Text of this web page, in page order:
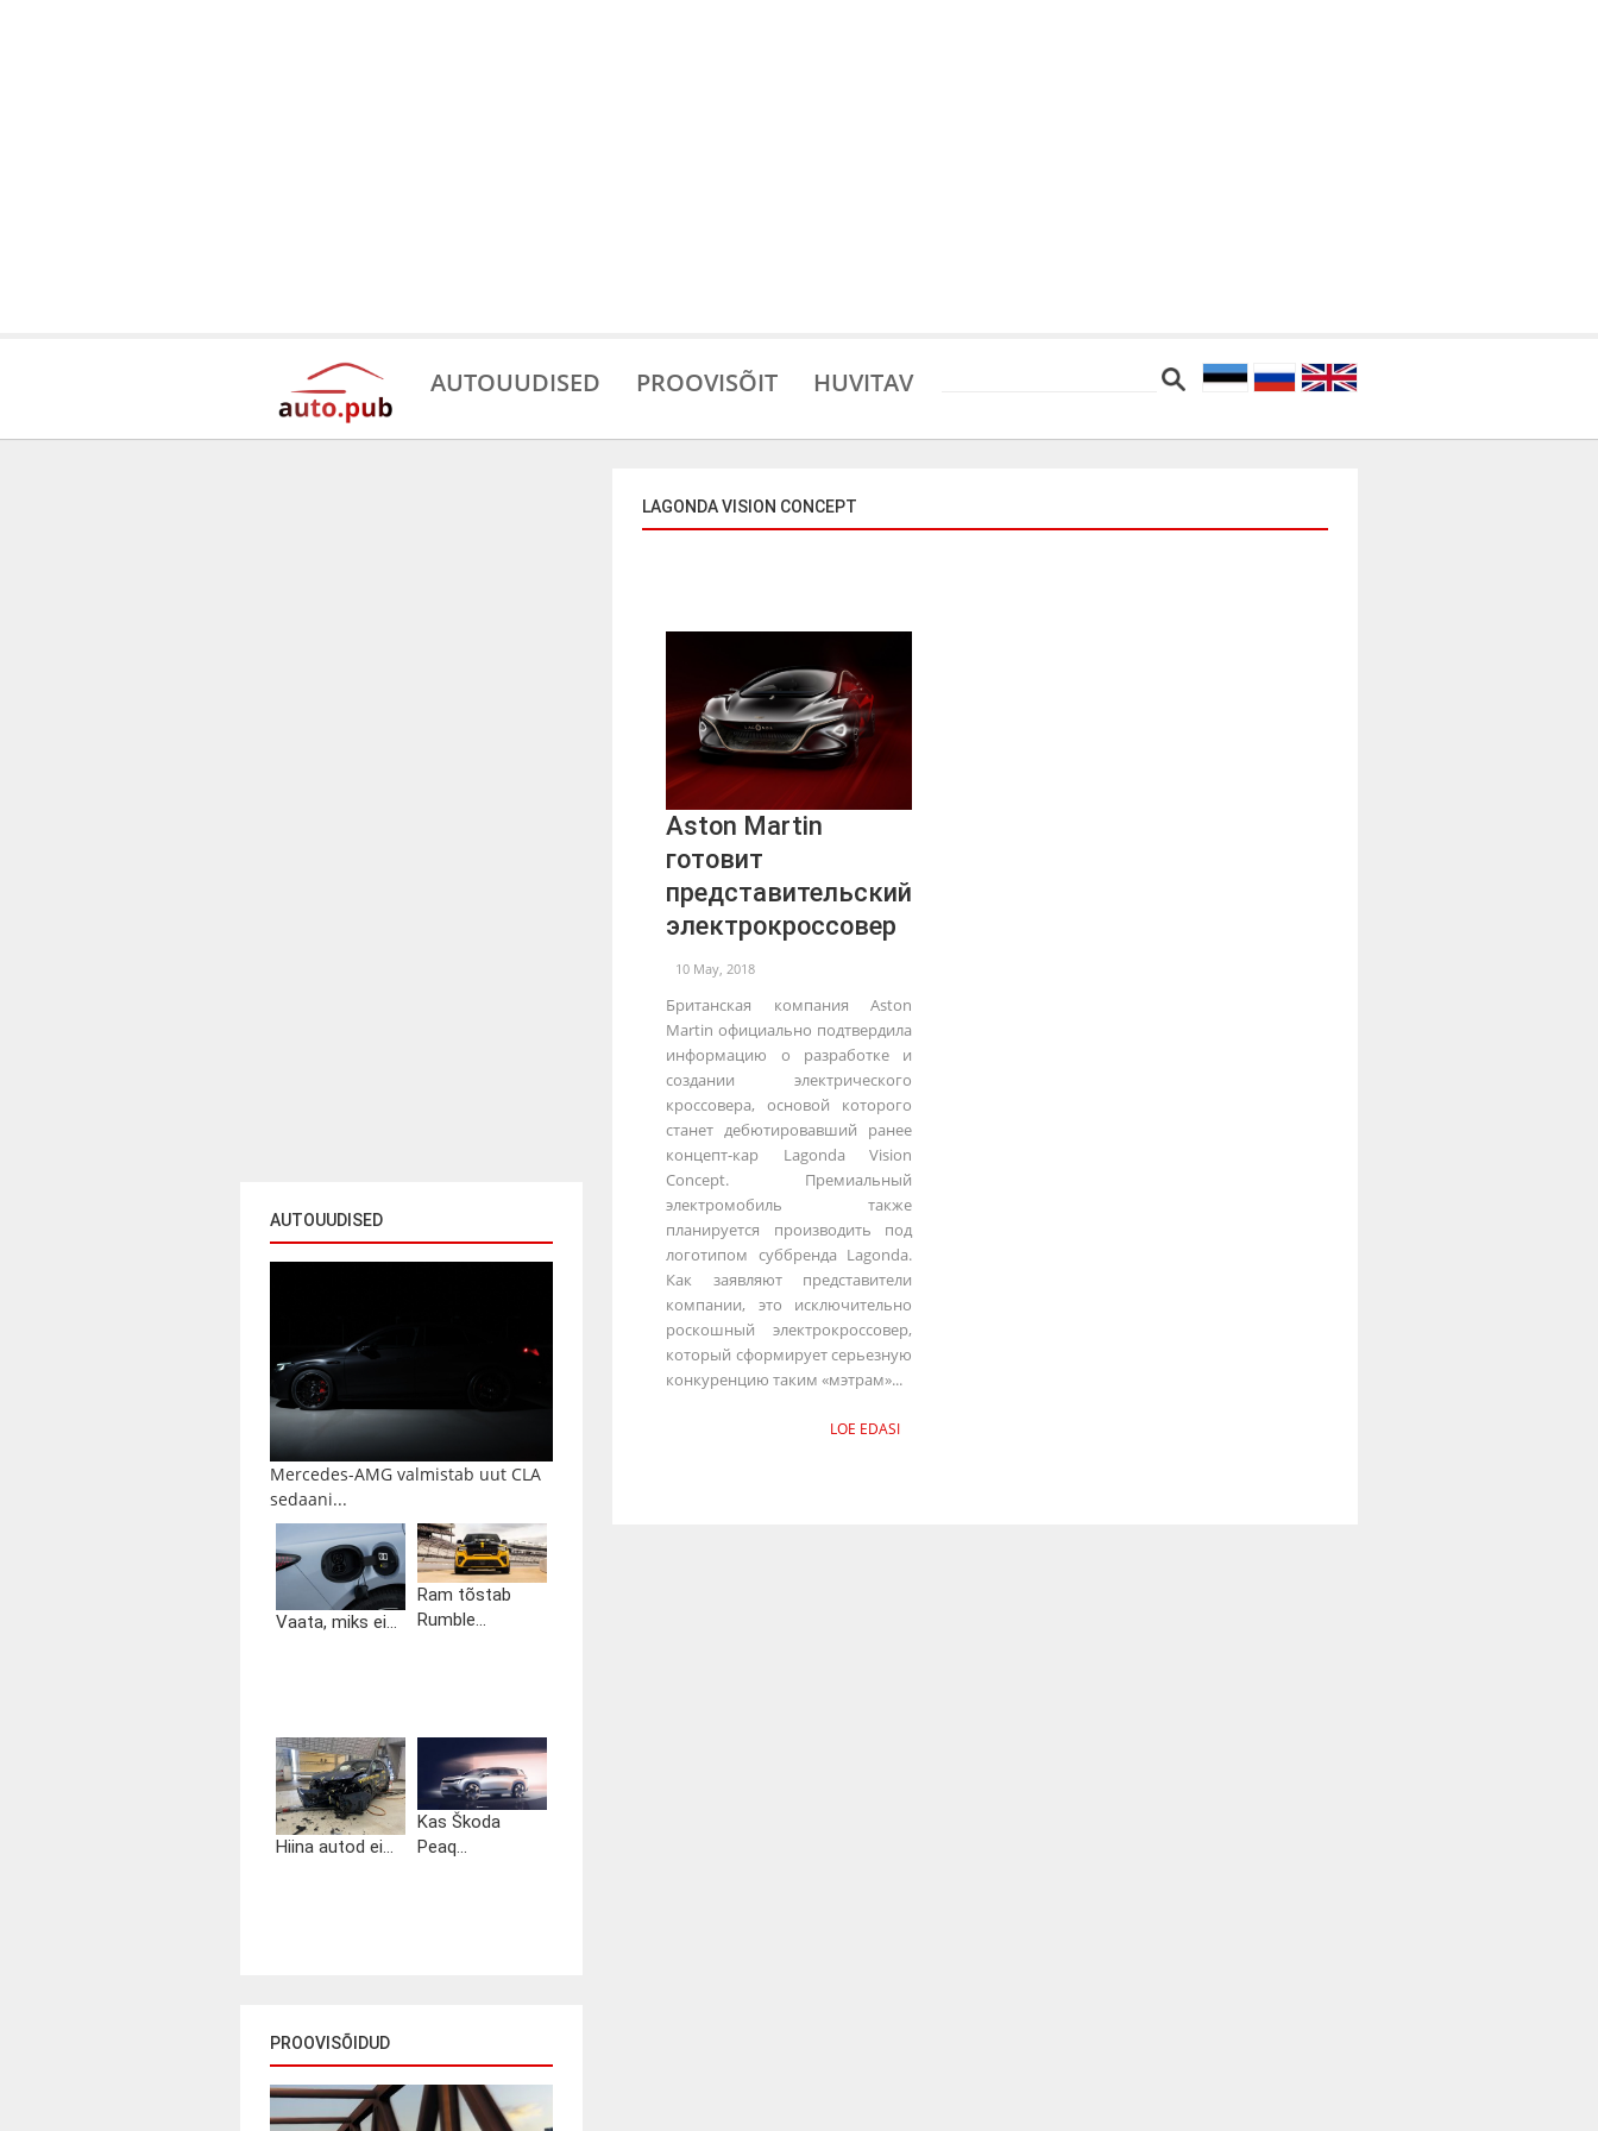
AUTOUUDISED PROOVISÕIT HUVITAV
AUTOUUDISED
Mercedes-AMG valmistab uut CLA
sedaani...
Vaata, miks ei...
Ram tõstab
Rumble...
Hiina autod ei...
Kas Škoda
Peaq...
PROOVISÕIDUD
LAGONDA VISION CONCEPT
Aston Martin
готовит
представительский
электрокроссовер
10 May, 2018
Британская компания Aston
Martin официально подтвердила
информацию о разработке и
создании электрического
кроссовера, основой которого
станет дебютировавший ранее
концепт-кар Lagonda Vision
Concept. Премиальный
электромобиль также
планируется производить под
логотипом суббренда Lagonda.
Как заявляют представители
компании, это исключительно
роскошный электрокроссовер,
который сформирует серьезную
конкуренцию таким «мэтрам»...
LOE EDASI